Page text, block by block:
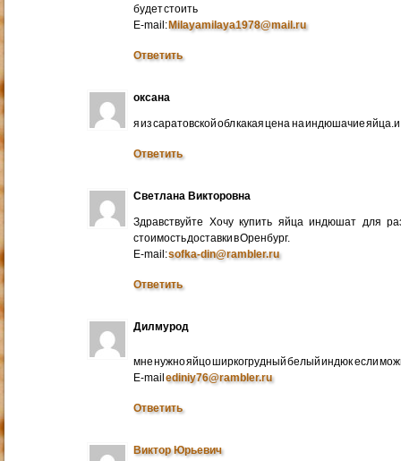
будет стоить
E-mail:Milayamilaya1978@mail.ru
Ответить
оксана
я из саратовской обл какая цена на индюшачие яйца.и
Ответить
Светлана Викторовна
Здравствуйте Хочу купить яйца индюшат для
стоимость доставки в Оренбург.
E-mail:sofka-din@rambler.ru
Ответить
Дилмурод
мне нужно яйцо ширкогрудный белый индюк если
E-mailediniy76@rambler.ru
Ответить
Виктор Юрьевич